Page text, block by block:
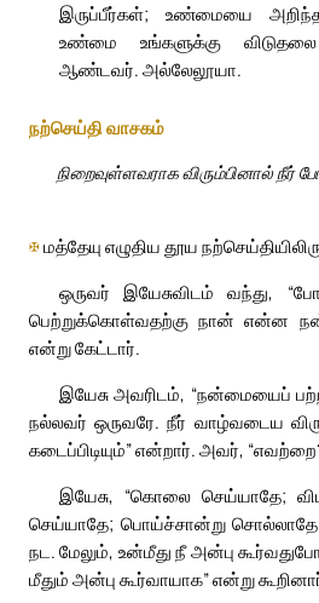
இருப்பீர்கள்; உண்மையை
உண்மை உங்களுக்கு
ஆண்டவர். அல்லேலூயா.
நற்செய்தி வாசகம்
நிறைவுள்ளவராக விரும்பினால் நீர்
✠மத்தேயு எழுதிய தூய
ஒருவர் இயேசுவிடம் வந்து,
பெற்றுக்கொள்வதற்கு நான் என்ன
என்று கேட்டார்.
இயேசு அவரிடம், “நன்மையைப்
நல்லவர் ஒருவரே. நீர் வாழ்வடைய
கடைப்பிடியும்” என்றார். அவர்,
இயேசு, “கொலை செய்யாதே;
செய்யாதே; பொய்ச்சான்று
நட. மேலும், உன்மீது நீ அன்பு
மீதும் அன்பு கூர்வாயாக” என்று